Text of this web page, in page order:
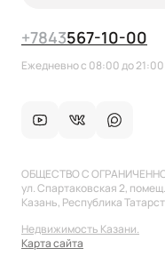
+7843567-10-00
Ежедневно с 08:00 до 21:00
ОБЩЕСТВО С
ул. Спартаковская 2,
Казань, Республика
Недвижимость Казани.
Карта сайта